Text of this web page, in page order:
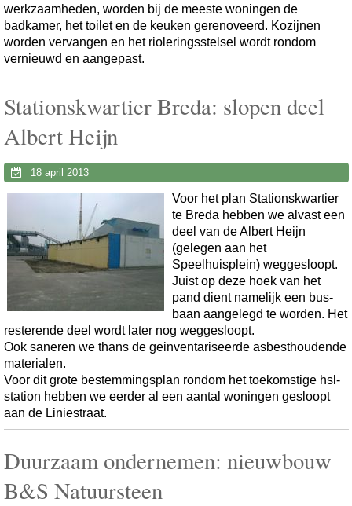
werkzaamheden, worden bij de meeste woningen de
badkamer, het toilet en de keuken gerenoveerd. Kozijnen
worden vervangen en het rioleringsstelsel wordt rondom
vernieuwd en aangepast.
Stationskwartier Breda: slopen deel
Albert Heijn
18 april 2013
Voor het plan Stationskwartier
te Breda hebben we alvast een
deel van de Albert Heijn
(gelegen aan het
Speelhuisplein) weggesloopt.
Juist op deze hoek van het
pand dient namelijk een bus-
baan aangelegd te worden. Het
resterende deel wordt later nog weggesloopt.
Ook saneren we thans de geinventariseerde asbesthoudende
materialen.
Voor dit grote bestemmingsplan rondom het toekomstige hsl-
station hebben we eerder al een aantal woningen gesloopt
aan de Liniestraat.
Duurzaam ondernemen: nieuwbouw
B&S Natuursteen